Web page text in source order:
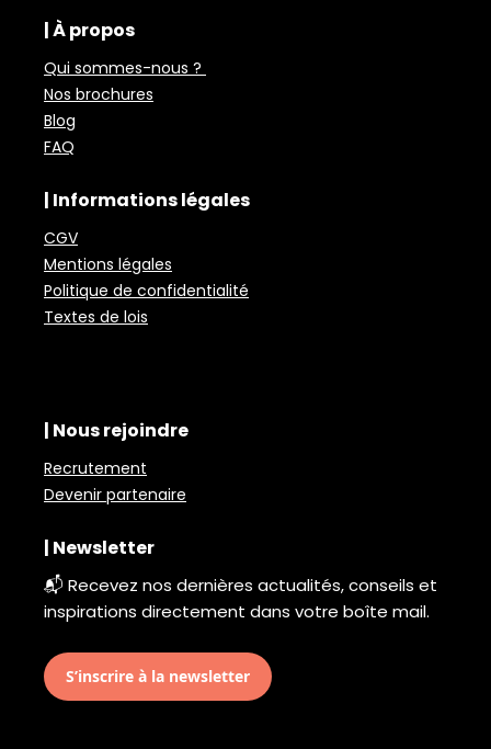
| À propos
Qui sommes-nous ?
Nos brochures
Blog
FAQ
| Informations légales
CGV
Mentions légales
Politique de confidentialité
Textes de lois
| Nous rejoindre
Recrutement
Devenir partenaire
| Newsletter
📬 Recevez nos dernières actualités, conseils et
inspirations directement dans votre boîte mail.
S’inscrire à la newsletter